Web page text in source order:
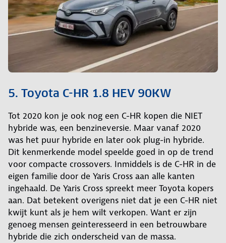
5. Toyota C-HR 1.8 HEV 90KW
Tot 2020 kon je ook nog een C-HR kopen die NIET
hybride was, een benzineversie. Maar vanaf 2020
was het puur hybride en later ook plug-in hybride.
Dit kenmerkende model speelde goed in op de trend
voor compacte crossovers. Inmiddels is de C-HR in de
eigen familie door de Yaris Cross aan alle kanten
ingehaald. De Yaris Cross spreekt meer Toyota kopers
aan. Dat betekent overigens niet dat je een C-HR niet
kwijt kunt als je hem wilt verkopen. Want er zijn
genoeg mensen geinteresseerd in een betrouwbare
hybride die zich onderscheid van de massa.